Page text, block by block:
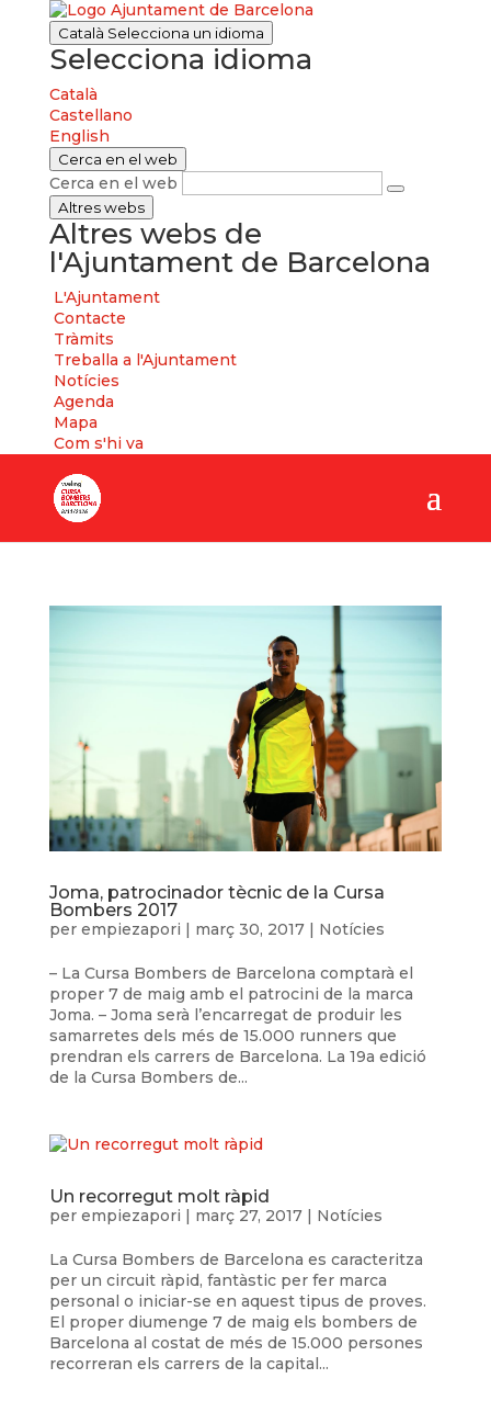
Català Selecciona un idioma
Selecciona idioma
Català
Castellano
English
Cerca en el web
Cerca en el web
Altres webs
Altres webs de
l'Ajuntament de Barcelona
L'Ajuntament
Contacte
Tràmits
Treballa a l'Ajuntament
Notícies
Agenda
Mapa
Com s'hi va
Joma, patrocinador tècnic de la Cursa
Bombers 2017
per empiezapori | març 30, 2017| Notícies
– La Cursa Bombers de Barcelona comptarà el
proper 7 de maig amb el patrocini de la marca
Joma. – Joma serà l’encarregat de produir les
samarretes dels més de 15.000 runners que
prendran els carrers de Barcelona. La 19a edició
de la Cursa Bombers de...
Un recorregut molt ràpid
per empiezapori | març 27, 2017| Notícies
La Cursa Bombers de Barcelona es caracteritza
per un circuit ràpid, fantàstic per fer marca
personal o iniciar-se en aquest tipus de proves.
El proper diumenge 7 de maig els bombers de
Barcelona al costat de més de 15.000 persones
recorreran els carrers de la capital...